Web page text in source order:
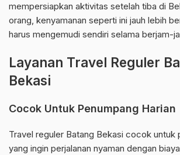
mempersiapkan aktivitas setelah tiba di
orang, kenyamanan seperti ini jauh lebih
harus mengemudi sendiri selama berjam-
Layanan Travel Reguler
Bekasi
Cocok Untuk Penumpang Harian
Travel reguler Batang Bekasi cocok untuk
yang ingin perjalanan nyaman dengan